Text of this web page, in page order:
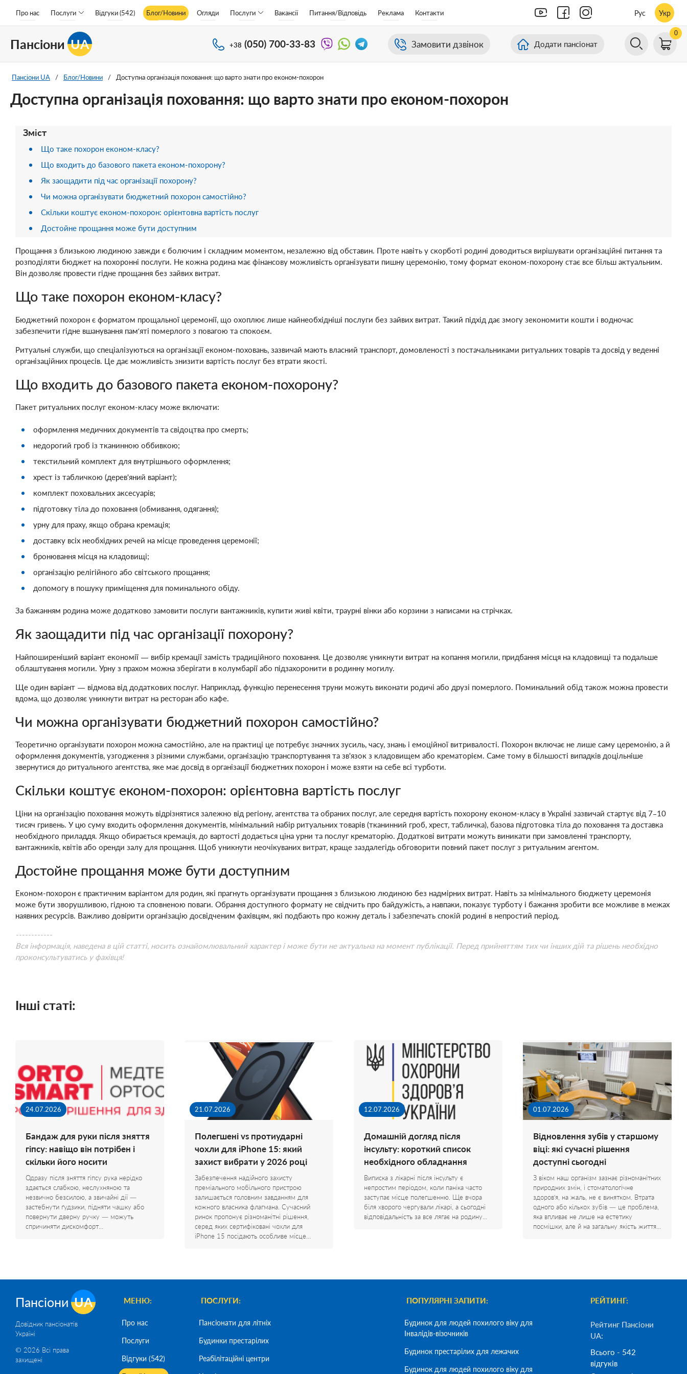
Про нас Послуги Відгуки (542) Блог/Новини Огляди Послуги Вакансії Питання/Відповідь Реклама Контакти Рус Укр
Пансіони UA +38 (050) 700-33-83 Замовити дзвінок Додати пансіонат
0
Пансіони UA / Блог/Новини / Доступна організація поховання: що варто знати про економ-похорон
Доступна організація поховання: що варто знати про економ-похорон
Зміст
Що таке похорон економ-класу?
Що входить до базового пакета економ-похорону?
Як заощадити під час організації похорону?
Чи можна організувати бюджетний похорон самостійно?
Скільки коштує економ-похорон: орієнтовна вартість послуг
Достойне прощання може бути доступним
Прощання з близькою людиною завжди є болючим і складним моментом, незалежно від обставин. Проте навіть у скорботі родині доводиться вирішувати організаційні питання та
розподіляти бюджет на похоронні послуги. Не кожна родина має фінансову можливість організувати пишну церемонію, тому формат економ-похорону стає все більш актуальним.
Він дозволяє провести гідне прощання без зайвих витрат.
Що таке похорон економ-класу?
Бюджетний похорон є форматом прощальної церемонії, що охоплює лише найнеобхідніші послуги без зайвих витрат. Такий підхід дає змогу зекономити кошти і водночас
забезпечити гідне вшанування пам’яті померлого з повагою та спокоєм.
Ритуальні служби, що спеціалізуються на організації економ-поховань, зазвичай мають власний транспорт, домовленості з постачальниками ритуальних товарів та досвід у веденні
організаційних процесів. Це дає можливість знизити вартість послуг без втрати якості.
Що входить до базового пакета економ-похорону?
Пакет ритуальних послуг економ-класу може включати:
оформлення медичних документів та свідоцтва про смерть;
недорогий гроб із тканинною оббивкою;
текстильний комплект для внутрішнього оформлення;
хрест із табличкою (дерев'яний варіант);
комплект поховальних аксесуарів;
підготовку тіла до поховання (обмивання, одягання);
урну для праху, якщо обрана кремація;
доставку всіх необхідних речей на місце проведення церемонії;
бронювання місця на кладовищі;
організацію релігійного або світського прощання;
допомогу в пошуку приміщення для поминального обіду.
За бажанням родина може додатково замовити послуги вантажників, купити живі квіти, траурні вінки або корзини з написами на стрічках.
Як заощадити під час організації похорону?
Найпоширеніший варіант економії — вибір кремації замість традиційного поховання. Це дозволяє уникнути витрат на копання могили, придбання місця на кладовищі та подальше
облаштування могили. Урну з прахом можна зберігати в колумбарії або підзахоронити в родинну могилу.
Ще один варіант — відмова від додаткових послуг. Наприклад, функцію перенесення труни можуть виконати родичі або друзі померлого. Поминальний обід також можна провести
вдома, що дозволяє уникнути витрат на ресторан або кафе.
Чи можна організувати бюджетний похорон самостійно?
Теоретично організувати похорон можна самостійно, але на практиці це потребує значних зусиль, часу, знань і емоційної витривалості. Похорон включає не лише саму церемонію, а й
оформлення документів, узгодження з різними службами, організацію транспортування та зв'язок з кладовищем або крематорієм. Саме тому в більшості випадків доцільніше
звернутися до ритуального агентства, яке має досвід в організації бюджетних похорон і може взяти на себе всі турботи.
Скільки коштує економ-похорон: орієнтовна вартість послуг
Ціни на організацію поховання можуть відрізнятися залежно від регіону, агентства та обраних послуг, але середня вартість похорону економ-класу в Україні зазвичай стартує від 7–10
тисяч гривень. У цю суму входить оформлення документів, мінімальний набір ритуальних товарів (тканинний гроб, хрест, табличка), базова підготовка тіла до поховання та доставка
необхідного приладдя. Якщо обирається кремація, до вартості додається ціна урни та послуг крематорію. Додаткові витрати можуть виникати при замовленні транспорту,
вантажників, квітів або оренди залу для прощання. Щоб уникнути неочікуваних витрат, краще заздалегідь обговорити повний пакет послуг з ритуальним агентом.
Достойне прощання може бути доступним
Економ-похорон є практичним варіантом для родин, які прагнуть організувати прощання з близькою людиною без надмірних витрат. Навіть за мінімального бюджету церемонія
може бути зворушливою, гідною та сповненою поваги. Обрання доступного формату не свідчить про байдужість, а навпаки, показує турботу і бажання зробити все можливе в межах
наявних ресурсів. Важливо довірити організацію досвідченим фахівцям, які подбають про кожну деталь і забезпечать спокій родині в непростий період.
------------
Вся інформація, наведена в цій статті, носить ознайомлювальний характер і може бути не актуальна на момент публікації. Перед прийняттям тих чи інших дій та рішень необхідно
проконсультуватись у фахівця!
Інші статі:
24.07.2026
Бандаж для руки після зняття
гіпсу: навіщо він потрібен і
скільки його носити
Одразу після зняття гіпсу рука нерідко
здається слабкою, неслухняною та
незвично безсилою, а звичайні дії —
застебнути ґудзики, підняти чашку або
повернути дверну ручку — можуть
спричиняти дискомфорт…
21.07.2026
Полегшені vs протиударні
чохли для iPhone 15: який
захист вибрати у 2026 році
Забезпечення надійного захисту
преміального мобільного пристрою
залишається головним завданням для
кожного власника флагмана. Сучасний
ринок пропонує різноманітні рішення,
серед яких сертифіковані чохли для
iPhone 15 посідають особливе місце…
12.07.2026
Домашній догляд після
інсульту: короткий список
необхідного обладнання
Виписка з лікарні після інсульту є
непростим періодом, коли паніка часто
заступає місце полегшенню. Ще вчора
біля хворого чергували лікарі, а сьогодні
відповідальність за все лягає на родину…
01.07.2026
Відновлення зубів у старшому
віці: які сучасні рішення
доступні сьогодні
З віком наш організм зазнає різноманітних
природних змін, і стоматологічне
здоров’я, на жаль, не є винятком. Втрата
одного або кількох зубів — це проблема,
яка впливає не лише на естетику
посмішки, але й на загальну якість життя…
Пансіони UA
Довідник пансіонатів
Україні
© 2026 Всі права
захищені
МЕНЮ:
Про нас
Послуги
Відгуки (542)
ПОСЛУГИ:
Пансіонати для літніх
Будинки престарілих
Реабілітаційні центри
ПОПУЛЯРНІ ЗАПИТИ:
Будинок для людей похилого віку для
Інвалідів-візочників
Будинок престарілих для лежачих
Будинок для людей похилого віку для
РЕЙТИНГ:
Рейтинг Пансіони
UA:
Всього - 542
відгуків